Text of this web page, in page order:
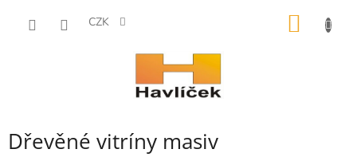
CZK
Dřevěné vitríny masiv